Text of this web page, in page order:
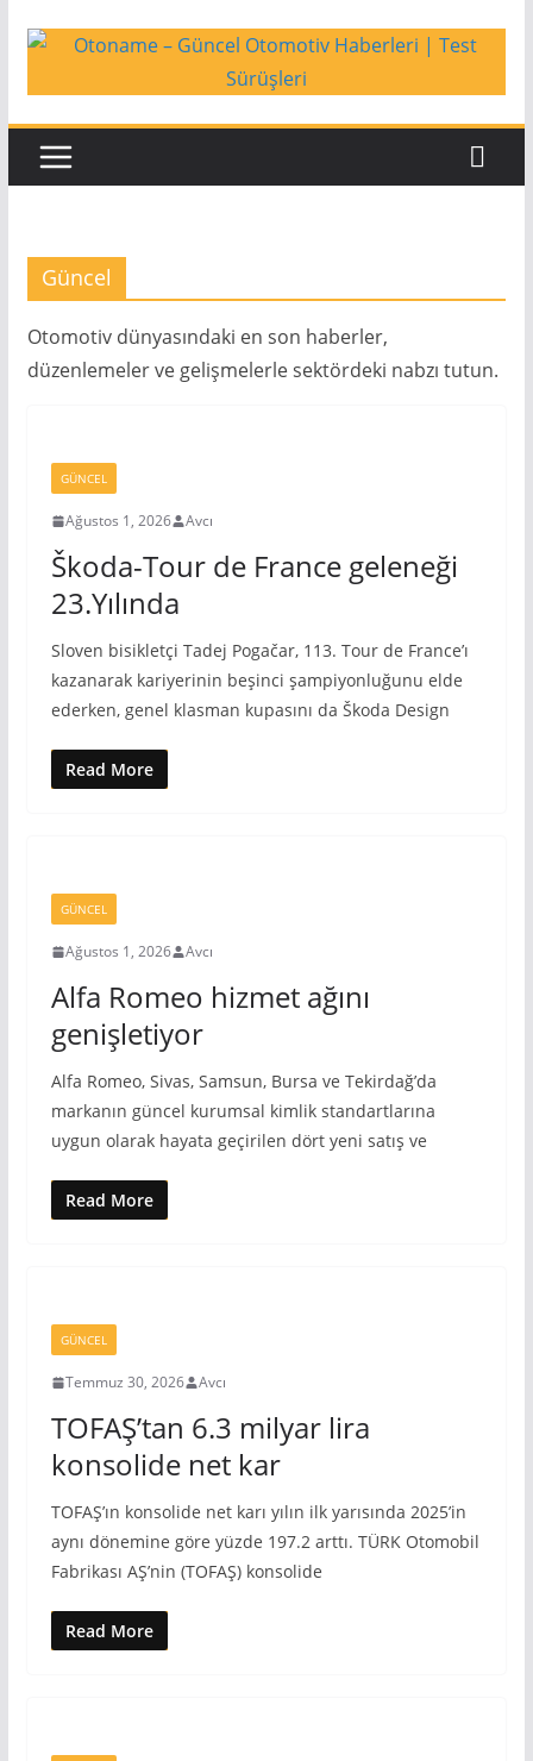
Güncel
Otomotiv dünyasındaki en son haberler,
düzenlemeler ve gelişmelerle sektördeki nabzı tutun.
GÜNCEL
Ağustos 1, 2026 Avcı
Škoda-Tour de France geleneği
23.Yılında
Sloven bisikletçi Tadej Pogačar, 113. Tour de France’ı
kazanarak kariyerinin beşinci şampiyonluğunu elde
ederken, genel klasman kupasını da Škoda Design
Read More
GÜNCEL
Ağustos 1, 2026 Avcı
Alfa Romeo hizmet ağını
genişletiyor
Alfa Romeo, Sivas, Samsun, Bursa ve Tekirdağ’da
markanın güncel kurumsal kimlik standartlarına
uygun olarak hayata geçirilen dört yeni satış ve
Read More
GÜNCEL
Temmuz 30, 2026 Avcı
TOFAŞ’tan 6.3 milyar lira
konsolide net kar
TOFAŞ’ın konsolide net karı yılın ilk yarısında 2025’in
aynı dönemine göre yüzde 197.2 arttı. TÜRK Otomobil
Fabrikası AŞ’nin (TOFAŞ) konsolide
Read More